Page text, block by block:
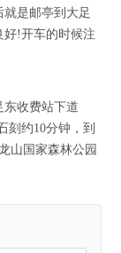
是邮亭到大足
好!开车的时候注
东收费站下道
刻约10分钟，到
山国家森林公园